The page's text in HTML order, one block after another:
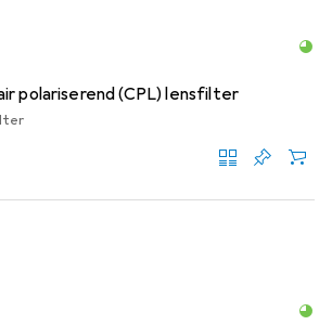
polariserend (CPL) lensfilter